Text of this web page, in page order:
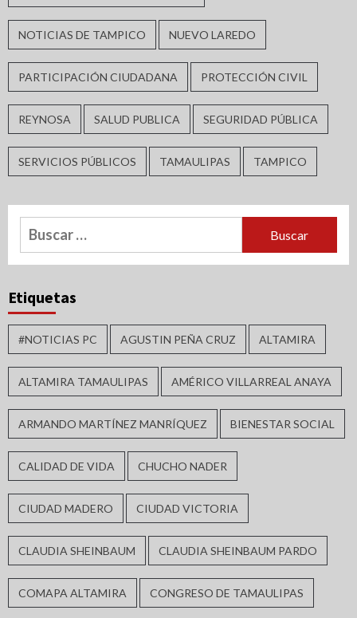
NOTICIAS DE TAMPICO NUEVO LAREDO
PARTICIPACIÓN CIUDADANA PROTECCIÓN CIVIL
REYNOSA SALUD PUBLICA SEGURIDAD PÚBLICA
SERVICIOS PÚBLICOS TAMAULIPAS TAMPICO
Buscar:
Etiquetas
#NOTICIAS PC AGUSTIN PEÑA CRUZ ALTAMIRA
ALTAMIRA TAMAULIPAS AMÉRICO VILLARREAL ANAYA
ARMANDO MARTÍNEZ MANRÍQUEZ BIENESTAR SOCIAL
CALIDAD DE VIDA CHUCHO NADER
CIUDAD MADERO CIUDAD VICTORIA
CLAUDIA SHEINBAUM CLAUDIA SHEINBAUM PARDO
COMAPA ALTAMIRA CONGRESO DE TAMAULIPAS